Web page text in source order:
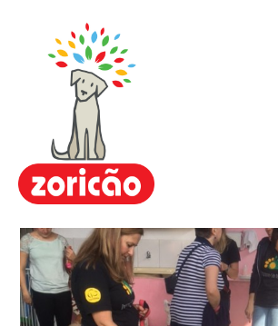
Zoricão
Escola / Centro de Educação
Canina
Hotel para Cachorros
Nosso Método ARC